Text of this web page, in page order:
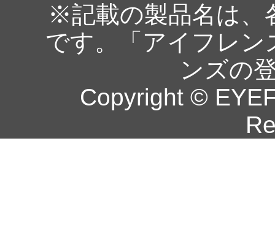
※記載の製品名は、
です。「アイフレ
ンズの
Copyright ©